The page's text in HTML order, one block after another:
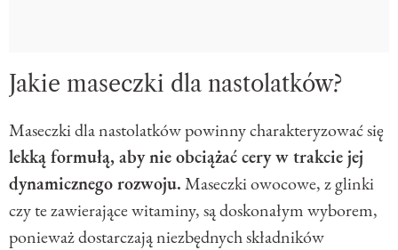
Jakie maseczki dla nastolatków?
Maseczki dla nastolatków powinny charakteryzować się
lekką formułą, aby nie obciążać cery w trakcie jej
dynamicznego rozwoju.Maseczki owocowe, z glinki
czy te zawierające witaminy, są doskonałym wyborem,
ponieważ dostarczają niezbędnych składników